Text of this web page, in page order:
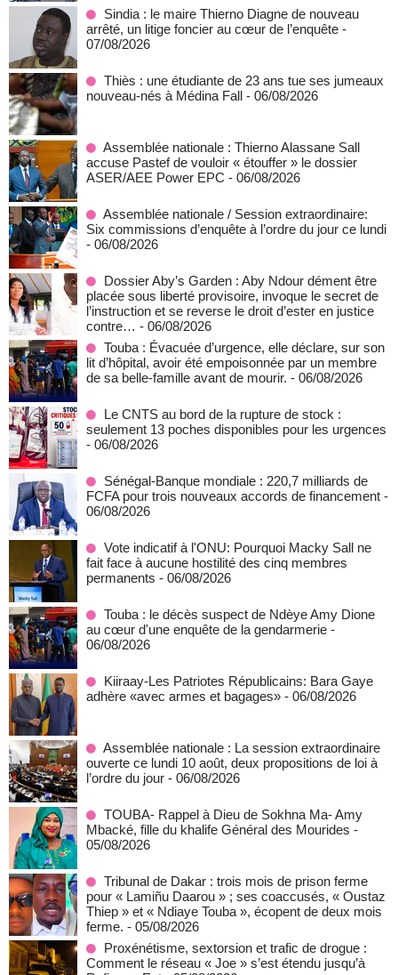
Sindia : le maire Thierno Diagne de nouveau
arrêté, un litige foncier au cœur de l’enquête -
07/08/2026
Thiès : une étudiante de 23 ans tue ses jumeaux
nouveau-nés à Médina Fall - 06/08/2026
Assemblée nationale : Thierno Alassane Sall
accuse Pastef de vouloir « étouffer » le dossier
ASER/AEE Power EPC - 06/08/2026
Assemblée nationale / Session extraordinaire:
Six commissions d’enquête à l’ordre du jour ce lundi
- 06/08/2026
Dossier Aby’s Garden : Aby Ndour dément être
placée sous liberté provisoire, invoque le secret de
l’instruction et se reverse le droit d’ester en justice
contre… - 06/08/2026
Touba : Évacuée d’urgence, elle déclare, sur son
lit d’hôpital, avoir été empoisonnée par un membre
de sa belle-famille avant de mourir. - 06/08/2026
Le CNTS au bord de la rupture de stock :
seulement 13 poches disponibles pour les urgences
- 06/08/2026
Sénégal-Banque mondiale : 220,7 milliards de
FCFA pour trois nouveaux accords de financement -
06/08/2026
Vote indicatif à l'ONU: Pourquoi Macky Sall ne
fait face à aucune hostilité des cinq membres
permanents - 06/08/2026
Touba : le décès suspect de Ndèye Amy Dione
au cœur d'une enquête de la gendarmerie -
06/08/2026
Kiiraay-Les Patriotes Républicains: Bara Gaye
adhère «avec armes et bagages» - 06/08/2026
Assemblée nationale : La session extraordinaire
ouverte ce lundi 10 août, deux propositions de loi à
l’ordre du jour - 06/08/2026
TOUBA- Rappel à Dieu de Sokhna Ma- Amy
Mbacké, fille du khalife Général des Mourides -
05/08/2026
Tribunal de Dakar : trois mois de prison ferme
pour « Lamiñu Daarou » ; ses coaccusés, « Oustaz
Thiep » et « Ndiaye Touba », écopent de deux mois
ferme. - 05/08/2026
Proxénétisme, sextorsion et trafic de drogue :
Comment le réseau « Joe » s’est étendu jusqu’à